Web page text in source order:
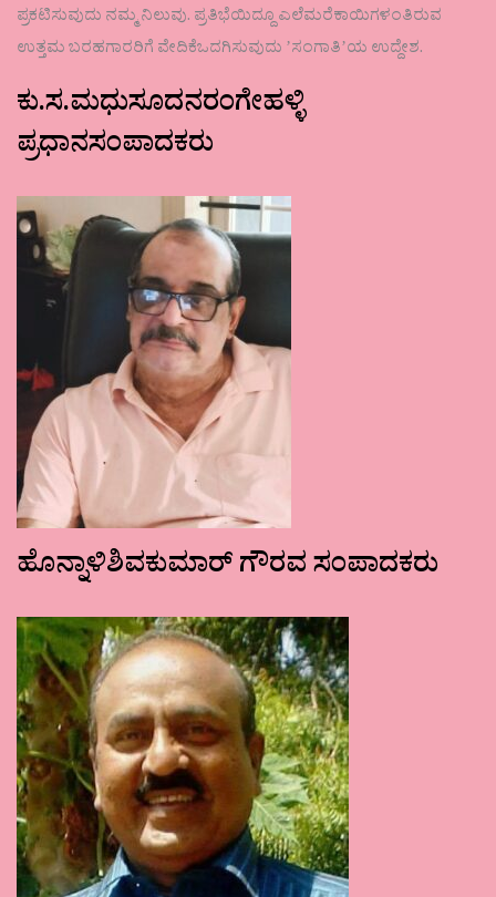
ಪ್ರಕಟಿಸುವುದು ನಮ್ಮ ನಿಲುವು. ಪ್ರತಿಭೆಯಿದ್ದೂ ಎಲೆಮರೆಕಾಯಿಗಳಂತಿರುವ
ಉತ್ತಮ ಬರಹಗಾರರಿಗೆ ವೇದಿಕೆಒದಗಿಸುವುದು ʼಸಂಗಾತಿʼಯ ಉದ್ದೇಶ.
ಕು.ಸ.ಮಧುಸೂದನರಂಗೇಹಳ್ಳಿ
ಪ್ರಧಾನಸಂಪಾದಕರು
ಹೊನ್ನಾಳಿಶಿವಕುಮಾರ್ ಗೌರವ ಸಂಪಾದಕರು